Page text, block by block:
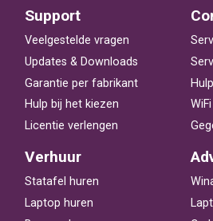
Support
Veelgestelde vragen
Updates & Downloads
Garantie per fabrikant
Hulp bij het kiezen
Licentie verlengen
Verhuur
Statafel huren
Laptop huren